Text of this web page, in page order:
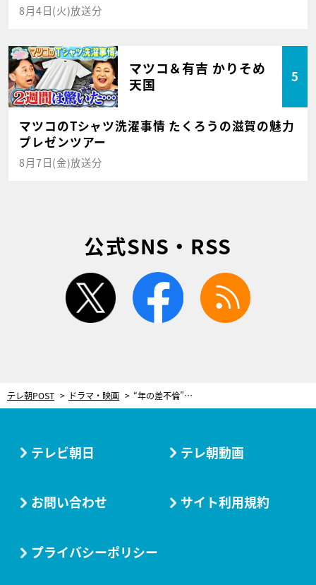
8月4日(火)放送分
マツコ＆有吉 かりそめ
天国
5
マツコのTシャツ洗濯事情 たくろうの滋賀の魅力
プレゼンツアー
8月7日(金)放送分
公式SNS・RSS
twitter facebook
テレ朝POST ドラマ・映画 “年の差不倫”禁断の交わり再び…。麻生久美子×塩野瑛久、妖しく絡み合う長尺ベッドシーン＜ドラマ『魔物』＞
テレビ朝日 テレ朝動画
お問い合わせ サイト利用規約
プライバシーポリシー